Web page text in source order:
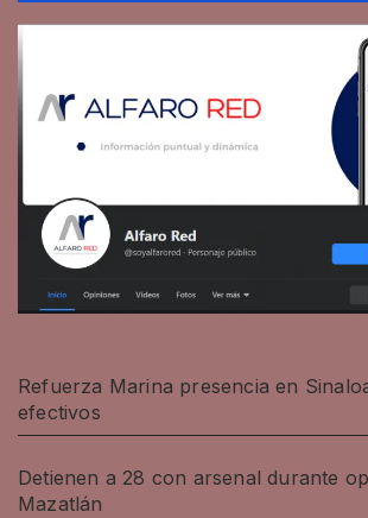
Refuerza Marina presencia en
efectivos
Detienen a 28 con arsenal durante
Mazatlán